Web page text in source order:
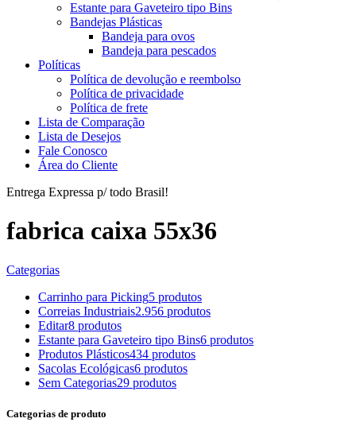
Estante para Gaveteiro tipo Bins
Bandejas Plásticas
Bandeja para ovos
Bandeja para pescados
Políticas
Política de devolução e reembolso
Política de privacidade
Política de frete
Lista de Comparação
Lista de Desejos
Fale Conosco
Área do Cliente
Entrega Expressa p/ todo Brasil!
fabrica caixa 55x36
Categorias
Carrinho para Picking5 produtos
Correias Industriais2.956 produtos
Editar8 produtos
Estante para Gaveteiro tipo Bins6 produtos
Produtos Plásticos434 produtos
Sacolas Ecológicas6 produtos
Sem Categorias29 produtos
Categorias de produto